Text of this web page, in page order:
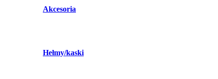
Akcesoria
Hełmy/kaski